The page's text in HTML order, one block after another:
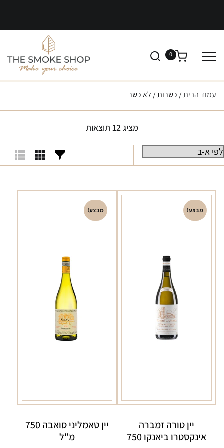
0
עמוד הבית/ כשרות / לא כשר
מציג 12 תוצאות
מבצע!
יין טורה זמברה
אינקסטרו ביאנקו 750
מבצע!
יין טאמליני סואבה 750
מ"ל